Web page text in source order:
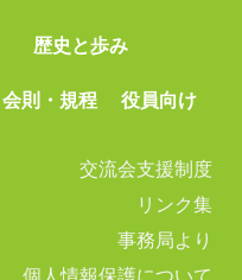
歴史と歩み
会則・規程 役員向け
交流会支援制度
リンク集
事務局より